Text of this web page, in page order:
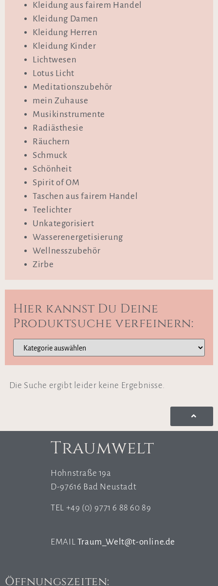
Kleidung aus fairem Handel
Kleidung Damen
Kleidung Herren
Kleidung Kinder
Lichtwesen
Lotus Licht
Meditationszubehör
mein Zuhause
Musikinstrumente
Radiästhesie
Räuchern
Schmuck
Schönheit
Spirit of OM
Taschen aus fairem Handel
Teelichter
Unkategorisiert
Wasserenergetisierung
Wellnesszubehör
Zirbe
Hier kannst Du Deine
Produktsuche verfeinern:
Die Suche ergibt leider keine Ergebnisse.
Traumwelt
Hohnstraße 19a
D-97616 Bad Neustadt
TEL +49 (0) 9771 6 88 60 89
EMAIL Traum_Welt@t-online.de
Öffnungszeiten: